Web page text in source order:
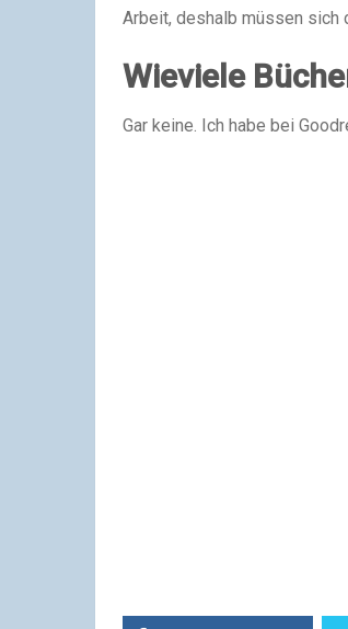
Arbeit, deshalb müssen sich
Wieviele
Gar keine. Ich habe bei